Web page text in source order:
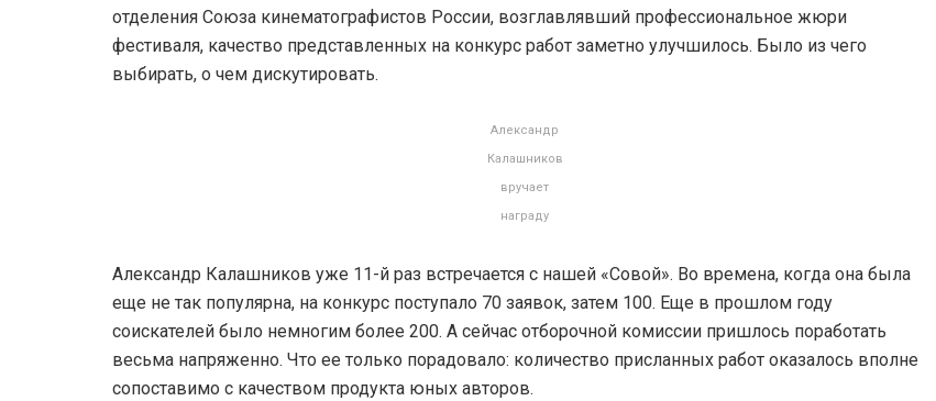
отделения Союза кинематографистов России, возглавлявший профессиональное жюри
фестиваля, качество представленных на конкурс работ заметно улучшилось. Было из чего
выбирать, о чем дискутировать.
Александр
Калашников
вручает
награду
Александр Калашников уже 11-й раз встречается с нашей «Совой». Во времена, когда она была
еще не так популярна, на конкурс поступало 70 заявок, затем 100. Еще в прошлом году
соискателей было немногим более 200. А сейчас отборочной комиссии пришлось поработать
весьма напряженно. Что ее только порадовало: количество присланных работ оказалось вполне
сопоставимо с качеством продукта юных авторов.